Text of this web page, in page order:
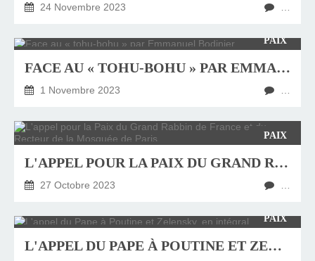
24 Novembre 2023
PAIX
FACE AU « TOHU-BOHU » PAR EMMANUEL BODINIER
1 Novembre 2023
PAIX
L'APPEL POUR LA PAIX DU GRAND RABBIN DE FRANCE ET DU RECTEUR DE LA MOSQUÉE DE PARIS
27 Octobre 2023
PAIX
L'APPEL DU PAPE À POUTINE ET ZELENSKY, EN INTÉGRALITÉ